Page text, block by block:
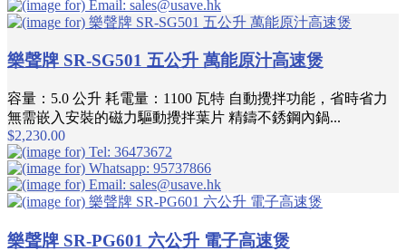
樂聲牌 SR-SG501 五公升 萬能原汁高速煲
容量：5.0 公升 耗電量：1100 瓦特 自動攪拌功能，省時省力
無需嵌入安裝的磁力驅動攪拌葉片 精鑄不銹鋼內鍋...
$2,230.00
樂聲牌 SR-PG601 六公升 電子高速煲